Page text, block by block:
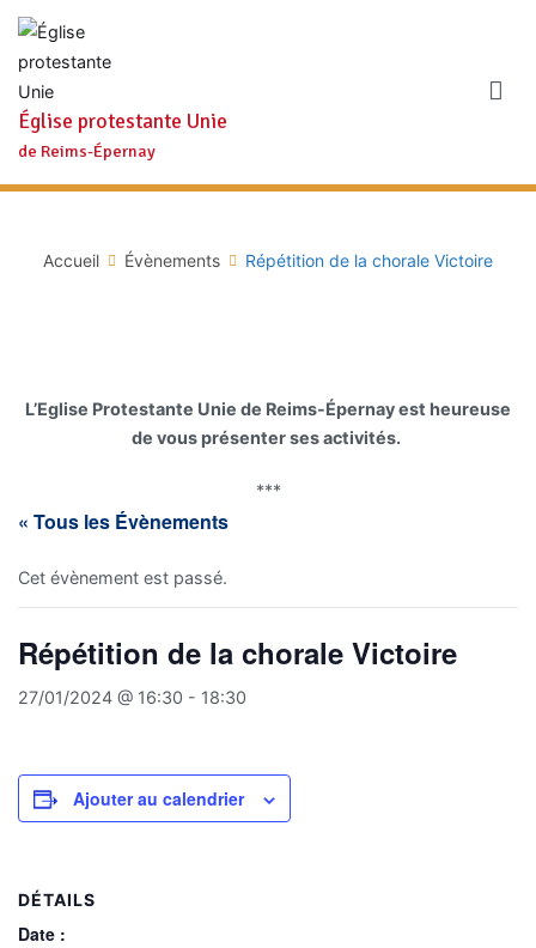
Aller
contenu
Église protestante Unie
de Reims-Épernay
Accueil Évènements Répétition de la chorale Victoire
L’Eglise Protestante Unie de Reims-Épernay est heureuse
de vous présenter ses activités.
***
« Tous les Évènements
Cet évènement est passé.
Répétition de la chorale Victoire
27/01/2024 @ 16:30 - 18:30
Ajouter au calendrier
DÉTAILS
Date :